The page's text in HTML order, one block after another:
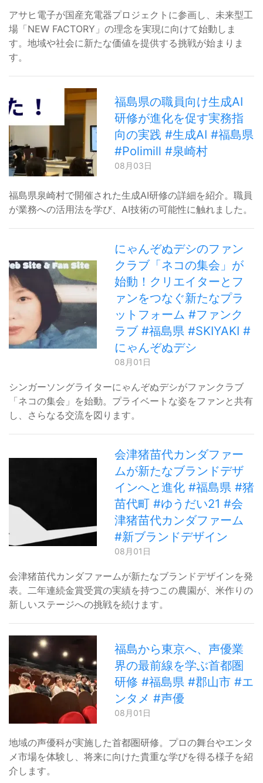
アサヒ電子が国産充電器プロジェクトに参画し、未来型工
場「NEW FACTORY」の理念を実現に向けて始動しま
す。地域や社会に新たな価値を提供する挑戦が始まりま
す。
福島県の職員向け生成AI
研修が進化を促す実務指
向の実践 #生成AI #福島県
#Polimill #泉崎村
08月03日
福島県泉崎村で開催された生成AI研修の詳細を紹介。職員
が業務への活用法を学び、AI技術の可能性に触れました。
にゃんぞぬデシのファン
クラブ「ネコの集会」が
始動！クリエイターとフ
ァンをつなぐ新たなプラ
ットフォーム #ファンク
ラブ #福島県 #SKIYAKI #
にゃんぞぬデシ
08月01日
シンガーソングライターにゃんぞぬデシがファンクラブ
「ネコの集会」を始動。プライベートな姿をファンと共有
し、さらなる交流を図ります。
会津猪苗代カンダファー
ムが新たなブランドデザ
インへと進化 #福島県 #猪
苗代町 #ゆうだい21 #会
津猪苗代カンダファーム
#新ブランドデザイン
08月01日
会津猪苗代カンダファームが新たなブランドデザインを発
表。二年連続金賞受賞の実績を持つこの農園が、米作りの
新しいステージへの挑戦を続けます。
福島から東京へ、声優業
界の最前線を学ぶ首都圏
研修 #福島県 #郡山市 #エ
ンタメ #声優
08月01日
地域の声優科が実施した首都圏研修。プロの舞台やエンタ
メ市場を体験し、将来に向けた貴重な学びを得る様子を紹
介します。